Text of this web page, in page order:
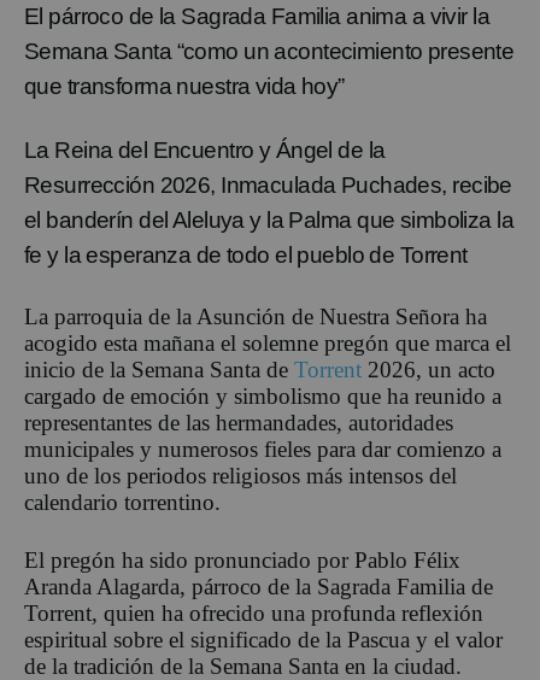
El párroco de la Sagrada Familia anima a vivir la
Semana Santa “como un acontecimiento presente
que transforma nuestra vida hoy”
La Reina del Encuentro y Ángel de la
Resurrección 2026, Inmaculada Puchades, recibe
el banderín del Aleluya y la Palma que simboliza la
fe y la esperanza de todo el pueblo de Torrent
La parroquia de la Asunción de Nuestra Señora ha
acogido esta mañana el solemne pregón que marca el
inicio de la Semana Santa de Torrent 2026, un acto
cargado de emoción y simbolismo que ha reunido a
representantes de las hermandades, autoridades
municipales y numerosos fieles para dar comienzo a
uno de los periodos religiosos más intensos del
calendario torrentino.
El pregón ha sido pronunciado por Pablo Félix
Aranda Alagarda, párroco de la Sagrada Familia de
Torrent, quien ha ofrecido una profunda reflexión
espiritual sobre el significado de la Pascua y el valor
de la tradición de la Semana Santa en la ciudad.